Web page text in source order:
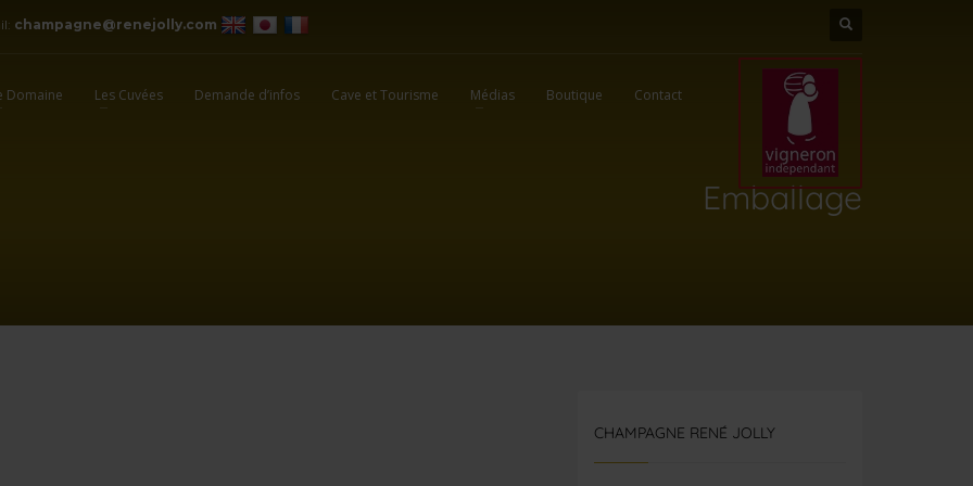
champagne@renejolly.com
Domaine Les Cuvées Demande d’infos Cave et Tourisme Médias Boutique Contact
Emballage
CHAMPAGNE RENÉ JOLLY